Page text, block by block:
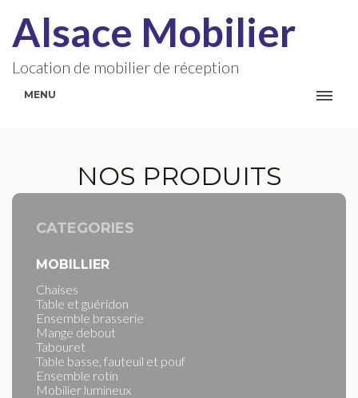
Alsace Mobilier
Location de mobilier de réception
MENU
NOS PRODUITS
CATEGORIES
MOBILLIER
Chaises
Table et guéridon
Ensemble brasserie
Mange debout
Tabouret
Table basse, fauteuil et pouf
Ensemble rotin
Mobilier lumineux